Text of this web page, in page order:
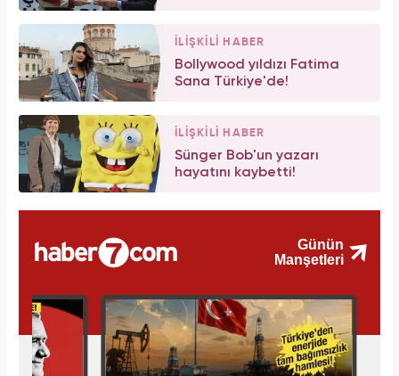
İLİŞKİLİ HABER
Bollywood yıldızı Fatima
Sana Türkiye'de!
İLİŞKİLİ HABER
Sünger Bob'un yazarı
hayatını kaybetti!